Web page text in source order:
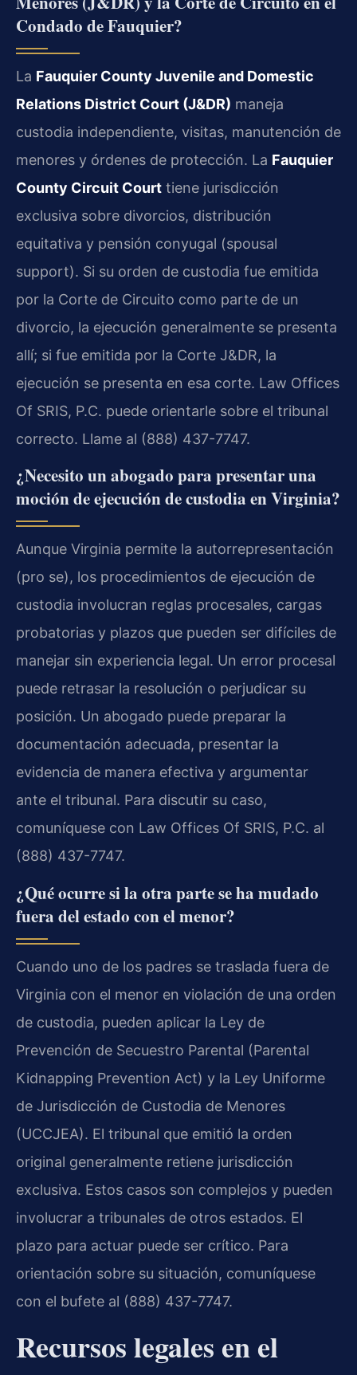
Condado de Fauquier?
La Fauquier County Juvenile and Domestic
Relations District Court (J&DR) maneja
custodia independiente, visitas, manutención de
menores y órdenes de protección. La Fauquier
County Circuit Court tiene jurisdicción
exclusiva sobre divorcios, distribución
equitativa y pensión conyugal (spousal
support). Si su orden de custodia fue emitida
por la Corte de Circuito como parte de un
divorcio, la ejecución generalmente se presenta
allí; si fue emitida por la Corte J&DR, la
ejecución se presenta en esa corte. Law Offices
Of SRIS, P.C. puede orientarle sobre el tribunal
correcto. Llame al (888) 437-7747.
¿Necesito un abogado para presentar una
moción de ejecución de custodia en Virginia?
Aunque Virginia permite la autorrepresentación
(pro se), los procedimientos de ejecución de
custodia involucran reglas procesales, cargas
probatorias y plazos que pueden ser difíciles de
manejar sin experiencia legal. Un error procesal
puede retrasar la resolución o perjudicar su
posición. Un abogado puede preparar la
documentación adecuada, presentar la
evidencia de manera efectiva y argumentar
ante el tribunal. Para discutir su caso,
comuníquese con Law Offices Of SRIS, P.C. al
(888) 437-7747.
¿Qué ocurre si la otra parte se ha mudado
fuera del estado con el menor?
Cuando uno de los padres se traslada fuera de
Virginia con el menor en violación de una orden
de custodia, pueden aplicar la Ley de
Prevención de Secuestro Parental (Parental
Kidnapping Prevention Act) y la Ley Uniforme
de Jurisdicción de Custodia de Menores
(UCCJEA). El tribunal que emitió la orden
original generalmente retiene jurisdicción
exclusiva. Estos casos son complejos y pueden
involucrar a tribunales de otros estados. El
plazo para actuar puede ser crítico. Para
orientación sobre su situación, comuníquese
con el bufete al (888) 437-7747.
Recursos legales en el